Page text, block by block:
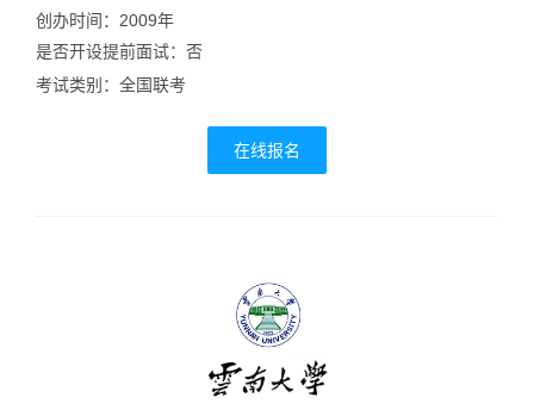
创办时间：2009年
是否开设提前面试：否
考试类别：全国联考
在线报名